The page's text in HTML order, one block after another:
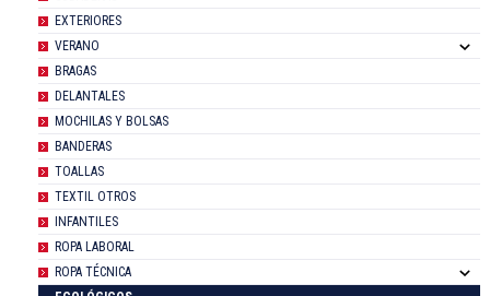
EXTERIORES
VERANO
BRAGAS
DELANTALES
MOCHILAS Y BOLSAS
BANDERAS
TOALLAS
TEXTIL OTROS
INFANTILES
ROPA LABORAL
ROPA TÉCNICA